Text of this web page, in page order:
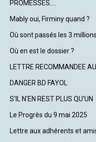
PROMESSES....
Mably oui, Firminy quand ?
Où sont passés les 3
Où en est le dossier ?
LETTRE RECOMMANDEE
DANGER BD FAYOL
S'IL N'EN REST PLUS QU'UN
Le Progrès du 9 mai 2025
Lettre aux adhérents et